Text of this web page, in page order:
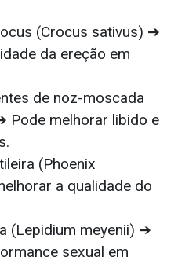
(Crocus sativus) ➔
da ereção em
de noz-moscada
Pode melhorar libido e
(Phoenix
a qualidade do
(Lepidium meyenii) ➔
sexual em